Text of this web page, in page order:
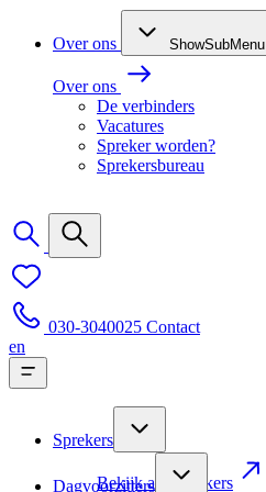
Over ons ShowSubMenu
Over ons
De verbinders
Vacatures
Spreker worden?
Sprekersbureau
030-3040025 Contact
en
Sprekers
Bekijk alle sprekers
Dagvoorzitters